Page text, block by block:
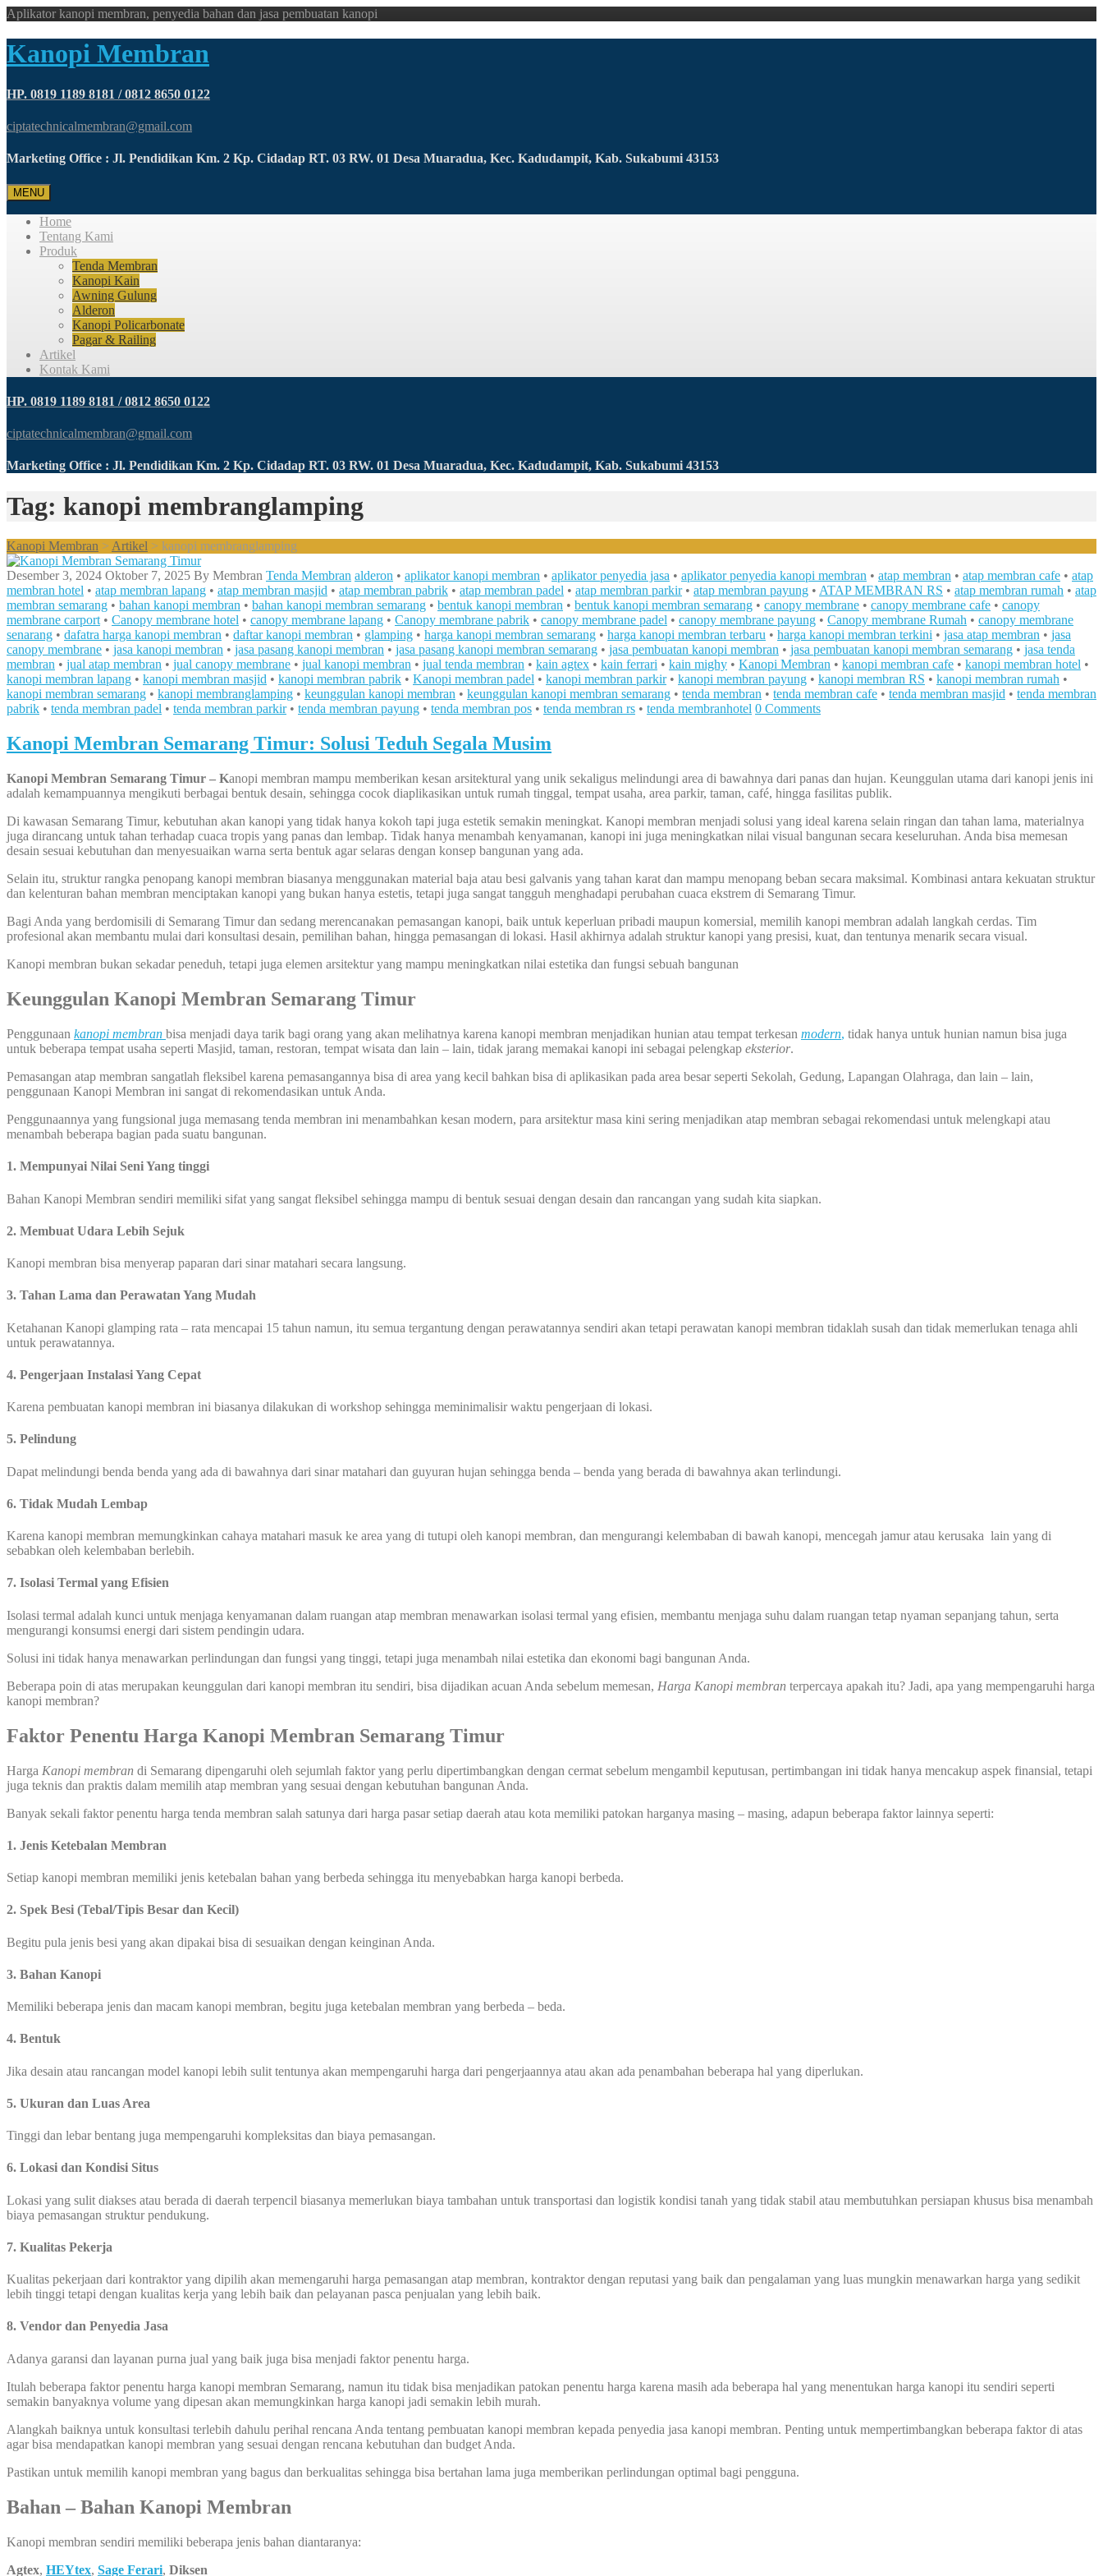
Aplikator kanopi membran, penyedia bahan dan jasa pembuatan kanopi
Kanopi Membran
HP. 0819 1189 8181 / 0812 8650 0122
ciptatechnicalmembran@gmail.com
Marketing Office : Jl. Pendidikan Km. 2 Kp. Cidadap RT. 03 RW. 01 Desa Muaradua, Kec. Kadudampit, Kab. Sukabumi 43153
MENU
Home
Tentang Kami
Produk
Tenda Membran
Kanopi Kain
Awning Gulung
Alderon
Kanopi Policarbonate
Pagar & Railing
Artikel
Kontak Kami
HP. 0819 1189 8181 / 0812 8650 0122
ciptatechnicalmembran@gmail.com
Marketing Office : Jl. Pendidikan Km. 2 Kp. Cidadap RT. 03 RW. 01 Desa Muaradua, Kec. Kadudampit, Kab. Sukabumi 43153
Tag: kanopi membranglamping
Kanopi Membran > Artikel > kanopi membranglamping
Desember 3, 2024 Oktober 7, 2025 By Membran Tenda Membran alderon • aplikator kanopi membran • aplikator penyedia jasa • aplikator penyedia kanopi membran • atap membran • atap membran cafe • atap
membran hotel • atap membran lapang • atap membran masjid • atap membran pabrik • atap membran padel • atap membran parkir• atap membran payung • ATAP MEMBRAN RS • atap membran rumah • atap
membran semarang • bahan kanopi membran • bahan kanopi membran semarang • bentuk kanopi membran • bentuk kanopi membran semarang • canopy membrane • canopy membrane cafe • canopy
membrane carport • Canopy membrane hotel • canopy membrane lapang • Canopy membrane pabrik • canopy membrane padel • canopy membrane payung • Canopy membrane Rumah • canopy membrane
senarang • dafatra harga kanopi membran • daftar kanopi membran • glamping • harga kanopi membran semarang • harga kanopi membran terbaru • harga kanopi membran terkini • jasa atap membran • jasa
canopy membrane • jasa kanopi membran • jasa pasang kanopi membran • jasa pasang kanopi membran semarang • jasa pembuatan kanopi membran • jasa pembuatan kanopi membran semarang • jasa tenda
membran • jual atap membran • jual canopy membrane • jual kanopi membran • jual tenda membran • kain agtex • kain ferrari • kain mighy • Kanopi Membran • kanopi membran cafe • kanopi membran hotel •
kanopi membran lapang • kanopi membran masjid • kanopi membran pabrik • Kanopi membran padel • kanopi membran parkir• kanopi membran payung • kanopi membran RS • kanopi membran rumah •
kanopi membran semarang • kanopi membranglamping • keunggulan kanopi membran • keunggulan kanopi membran semarang • tenda membran • tenda membran cafe • tenda membran masjid • tenda membran
pabrik • tenda membran padel • tenda membran parkir• tenda membran payung • tenda membran pos • tenda membran rs • tenda membranhotel 0 Comments
Kanopi Membran Semarang Timur: Solusi Teduh Segala Musim
Kanopi Membran Semarang Timur – Kanopi membran mampu memberikan kesan arsitektural yang unik sekaligus melindungi area di bawahnya dari panas dan hujan. Keunggulan utama dari kanopi jenis ini
adalah kemampuannya mengikuti berbagai bentuk desain, sehingga cocok diaplikasikan untuk rumah tinggal, tempat usaha, area parkir, taman, café, hingga fasilitas publik.
Di kawasan Semarang Timur, kebutuhan akan kanopi yang tidak hanya kokoh tapi juga estetik semakin meningkat. Kanopi membran menjadi solusi yang ideal karena selain ringan dan tahan lama, materialnya
juga dirancang untuk tahan terhadap cuaca tropis yang panas dan lembap. Tidak hanya menambah kenyamanan, kanopi ini juga meningkatkan nilai visual bangunan secara keseluruhan. Anda bisa memesan
desain sesuai kebutuhan dan menyesuaikan warna serta bentuk agar selaras dengan konsep bangunan yang ada.
Selain itu, struktur rangka penopang kanopi membran biasanya menggunakan material baja atau besi galvanis yang tahan karat dan mampu menopang beban secara maksimal. Kombinasi antara kekuatan struktur
dan kelenturan bahan membran menciptakan kanopi yang bukan hanya estetis, tetapi juga sangat tangguh menghadapi perubahan cuaca ekstrem di Semarang Timur.
Bagi Anda yang berdomisili di Semarang Timur dan sedang merencanakan pemasangan kanopi, baik untuk keperluan pribadi maupun komersial, memilih kanopi membran adalah langkah cerdas. Tim
profesional akan membantu mulai dari konsultasi desain, pemilihan bahan, hingga pemasangan di lokasi. Hasil akhirnya adalah struktur kanopi yang presisi, kuat, dan tentunya menarik secara visual.
Kanopi membran bukan sekadar peneduh, tetapi juga elemen arsitektur yang mampu meningkatkan nilai estetika dan fungsi sebuah bangunan
Keunggulan Kanopi Membran Semarang Timur
Penggunaan kanopi membran bisa menjadi daya tarik bagi orang yang akan melihatnya karena kanopi membran menjadikan hunian atau tempat terkesan modern, tidak hanya untuk hunian namun bisa juga
untuk beberapa tempat usaha seperti Masjid, taman, restoran, tempat wisata dan lain – lain, tidak jarang memakai kanopi ini sebagai pelengkap eksterior.
Pemasangan atap membran sangatlah fleksibel karena pemasangannya bisa di area yang kecil bahkan bisa di aplikasikan pada area besar seperti Sekolah, Gedung, Lapangan Olahraga, dan lain – lain,
penggunaan Kanopi Membran ini sangat di rekomendasikan untuk Anda.
Penggunaannya yang fungsional juga memasang tenda membran ini menambahkan kesan modern, para arsitektur masa kini sering menjadikan atap membran sebagai rekomendasi untuk melengkapi atau
menambah beberapa bagian pada suatu bangunan.
1. Mempunyai Nilai Seni Yang tinggi
Bahan Kanopi Membran sendiri memiliki sifat yang sangat fleksibel sehingga mampu di bentuk sesuai dengan desain dan rancangan yang sudah kita siapkan.
2. Membuat Udara Lebih Sejuk
Kanopi membran bisa menyerap paparan dari sinar matahari secara langsung.
3. Tahan Lama dan Perawatan Yang Mudah
Ketahanan Kanopi glamping rata – rata mencapai 15 tahun namun, itu semua tergantung dengan perawatannya sendiri akan tetapi perawatan kanopi membran tidaklah susah dan tidak memerlukan tenaga ahli
untuk perawatannya.
4. Pengerjaan Instalasi Yang Cepat
Karena pembuatan kanopi membran ini biasanya dilakukan di workshop sehingga meminimalisir waktu pengerjaan di lokasi.
5. Pelindung
Dapat melindungi benda benda yang ada di bawahnya dari sinar matahari dan guyuran hujan sehingga benda – benda yang berada di bawahnya akan terlindungi.
6. Tidak Mudah Lembap
Karena kanopi membran memungkinkan cahaya matahari masuk ke area yang di tutupi oleh kanopi membran, dan mengurangi kelembaban di bawah kanopi, mencegah jamur atau kerusaka lain yang di
sebabkan oleh kelembaban berlebih.
7. Isolasi Termal yang Efisien
Isolasi termal adalah kunci untuk menjaga kenyamanan dalam ruangan atap membran menawarkan isolasi termal yang efisien, membantu menjaga suhu dalam ruangan tetap nyaman sepanjang tahun, serta
mengurangi konsumsi energi dari sistem pendingin udara.
Solusi ini tidak hanya menawarkan perlindungan dan fungsi yang tinggi, tetapi juga menambah nilai estetika dan ekonomi bagi bangunan Anda.
Beberapa poin di atas merupakan keunggulan dari kanopi membran itu sendiri, bisa dijadikan acuan Anda sebelum memesan, Harga Kanopi membran terpercaya apakah itu? Jadi, apa yang mempengaruhi harga
kanopi membran?
Faktor Penentu Harga Kanopi Membran Semarang Timur
Harga Kanopi membran di Semarang dipengaruhi oleh sejumlah faktor yang perlu dipertimbangkan dengan cermat sebelum mengambil keputusan, pertimbangan ini tidak hanya mencakup aspek finansial, tetapi
juga teknis dan praktis dalam memilih atap membran yang sesuai dengan kebutuhan bangunan Anda.
Banyak sekali faktor penentu harga tenda membran salah satunya dari harga pasar setiap daerah atau kota memiliki patokan harganya masing – masing, adapun beberapa faktor lainnya seperti:
1. Jenis Ketebalan Membran
Setiap kanopi membran memiliki jenis ketebalan bahan yang berbeda sehingga itu menyebabkan harga kanopi berbeda.
2. Spek Besi (Tebal/Tipis Besar dan Kecil)
Begitu pula jenis besi yang akan dipakai bisa di sesuaikan dengan keinginan Anda.
3. Bahan Kanopi
Memiliki beberapa jenis dan macam kanopi membran, begitu juga ketebalan membran yang berbeda – beda.
4. Bentuk
Jika desain atau rancangan model kanopi lebih sulit tentunya akan mempengaruhi harga dari pengerjaannya atau akan ada penambahan beberapa hal yang diperlukan.
5. Ukuran dan Luas Area
Tinggi dan lebar bentang juga mempengaruhi kompleksitas dan biaya pemasangan.
6. Lokasi dan Kondisi Situs
Lokasi yang sulit diakses atau berada di daerah terpencil biasanya memerlukan biaya tambahan untuk transportasi dan logistik kondisi tanah yang tidak stabil atau membutuhkan persiapan khusus bisa menambah
biaya pemasangan struktur pendukung.
7. Kualitas Pekerja
Kualitas pekerjaan dari kontraktor yang dipilih akan memengaruhi harga pemasangan atap membran, kontraktor dengan reputasi yang baik dan pengalaman yang luas mungkin menawarkan harga yang sedikit
lebih tinggi tetapi dengan kualitas kerja yang lebih baik dan pelayanan pasca penjualan yang lebih baik.
8. Vendor dan Penyedia Jasa
Adanya garansi dan layanan purna jual yang baik juga bisa menjadi faktor penentu harga.
Itulah beberapa faktor penentu harga kanopi membran Semarang, namun itu tidak bisa menjadikan patokan penentu harga karena masih ada beberapa hal yang menentukan harga kanopi itu sendiri seperti
semakin banyaknya volume yang dipesan akan memungkinkan harga kanopi jadi semakin lebih murah.
Alangkah baiknya untuk konsultasi terlebih dahulu perihal rencana Anda tentang pembuatan kanopi membran kepada penyedia jasa kanopi membran. Penting untuk mempertimbangkan beberapa faktor di atas
agar bisa mendapatkan kanopi membran yang sesuai dengan rencana kebutuhan dan budget Anda.
Pastikan untuk memilih kanopi membran yang bagus dan berkualitas sehingga bisa bertahan lama juga memberikan perlindungan optimal bagi pengguna.
Bahan – Bahan Kanopi Membran
Kanopi membran sendiri memiliki beberapa jenis bahan diantaranya:
Agtex, HEYtex, Sage Ferari, Diksen